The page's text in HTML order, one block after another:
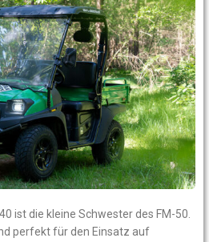
ist die kleine Schwester des FM-50.
perfekt für den Einsatz auf